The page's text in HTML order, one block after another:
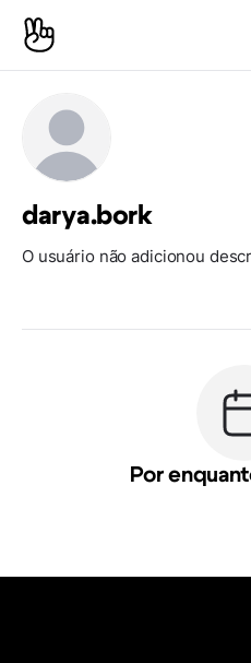
darya.bork
O usuário não adicionou
Por